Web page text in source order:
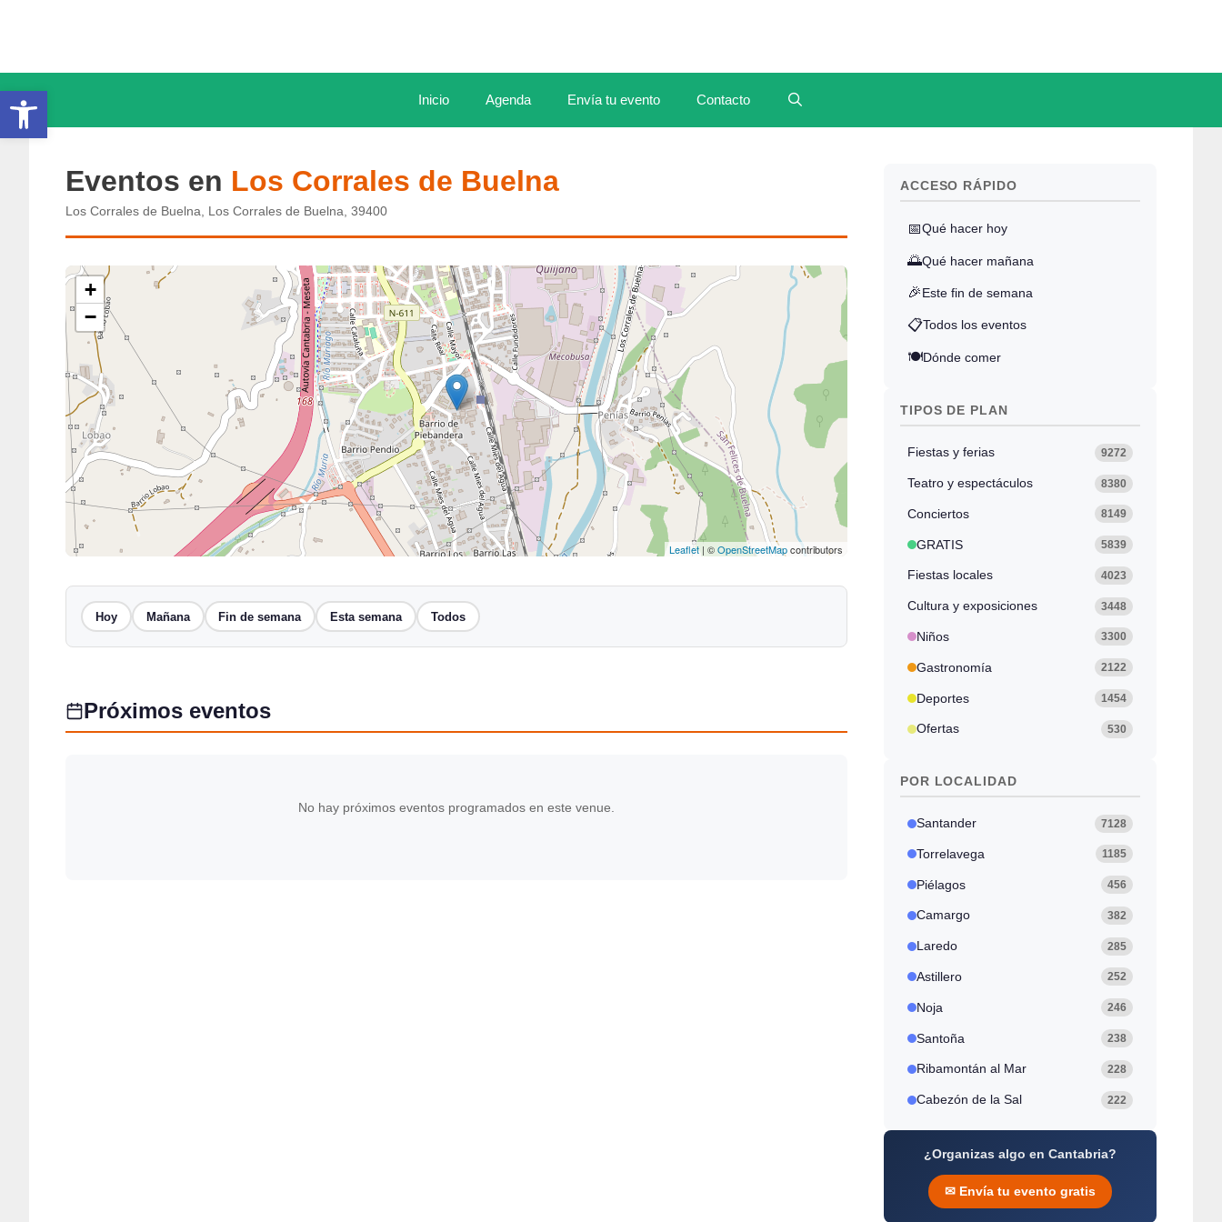
Abrir barra de herramientas Inicio Agenda Envía tu evento Contacto
Eventos en Los Corrales de Buelna
Los Corrales de Buelna, Los Corrales de Buelna, 39400
+
−
Leaflet | ©OpenStreetMapcontributors
Hoy Mañana Fin de semana Esta semana Todos
Próximos eventos
No hay próximos eventos programados en este venue.
ACCESO RÁPIDO
📅Qué hacer hoy
🌅Qué hacer mañana
🎉Este fin de semana
📋Todos los eventos
🍽️Dónde comer
TIPOS DE PLAN
Fiestas y ferias 9272
Teatro y espectáculos 8380
Conciertos 8149
GRATIS 5839
Fiestas locales 4023
Cultura y exposiciones 3448
Niños 3300
Gastronomía 2122
Deportes 1454
Ofertas 530
POR LOCALIDAD
Santander 7128
Torrelavega 1185
Piélagos 456
Camargo 382
Laredo 285
Astillero 252
Noja 246
Santoña 238
Ribamontán al Mar 228
Cabezón de la Sal 222
¿Organizas algo en Cantabria?
✉ Envía tu evento gratis